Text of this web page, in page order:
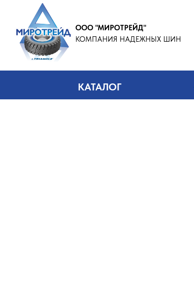
КАТАЛОГ
ООО "МИРОТРЕЙД"
КОМПАНИЯ НАДЕЖНЫХ ШИН